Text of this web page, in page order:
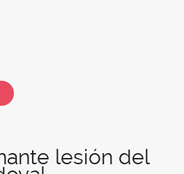
lesión del